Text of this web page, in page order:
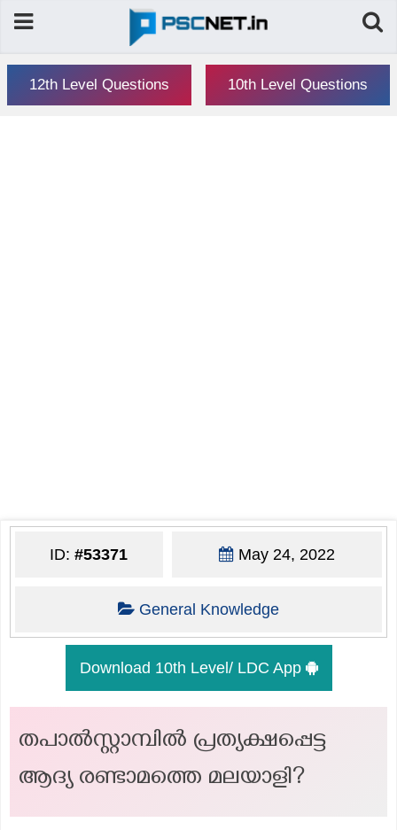
12th Level Questions 10th Level Questions
ID:#53371 May 24, 2022
General Knowledge
Download 10th Level/ LDC App
തപാൽസ്റ്റാമ്പിൽ പ്രത്യക്ഷപ്പെട്ട
ആദ്യ രണ്ടാമത്തെ മലയാളി?